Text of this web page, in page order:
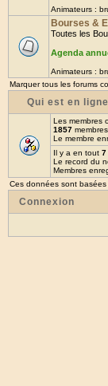
Animateurs :
Bourses &
Toutes les
Agenda
Animateurs :
Marquer tous les forums
Qui est en
Les membres
1857
Le membre
Il y a en tout 7
Le record du
Membres
Ces données sont
Connexion